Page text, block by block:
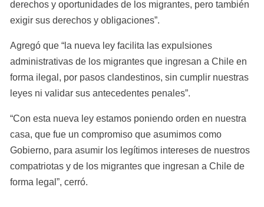
derechos y oportunidades de los migrantes, pero también
exigir sus derechos y obligaciones”.
Agregó que “la nueva ley facilita las expulsiones
administrativas de los migrantes que ingresan a Chile en
forma ilegal, por pasos clandestinos, sin cumplir nuestras
leyes ni validar sus antecedentes penales”.
“Con esta nueva ley estamos poniendo orden en nuestra
casa, que fue un compromiso que asumimos como
Gobierno, para asumir los legítimos intereses de nuestros
compatriotas y de los migrantes que ingresan a Chile de
forma legal”, cerró.